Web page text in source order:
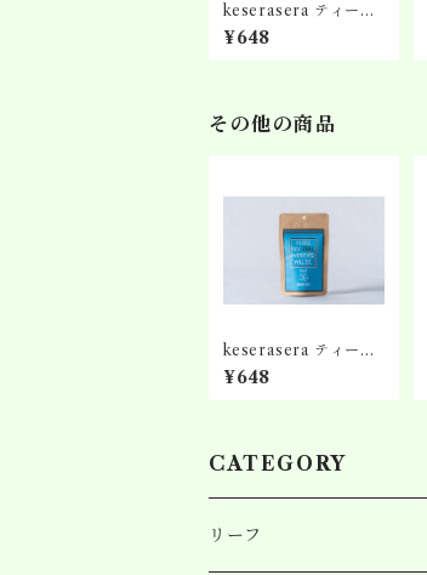
keserasera ティーバ
ッグ No.2 濃厚ブレン
ド茶
¥648
その他の商品
keserasera ティーバ
ッグ No.2 濃厚ブレン
ド茶
¥648
CATEGORY
リーフ